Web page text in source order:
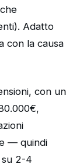
Adatto
con la causa
con un
— quindi
2-4